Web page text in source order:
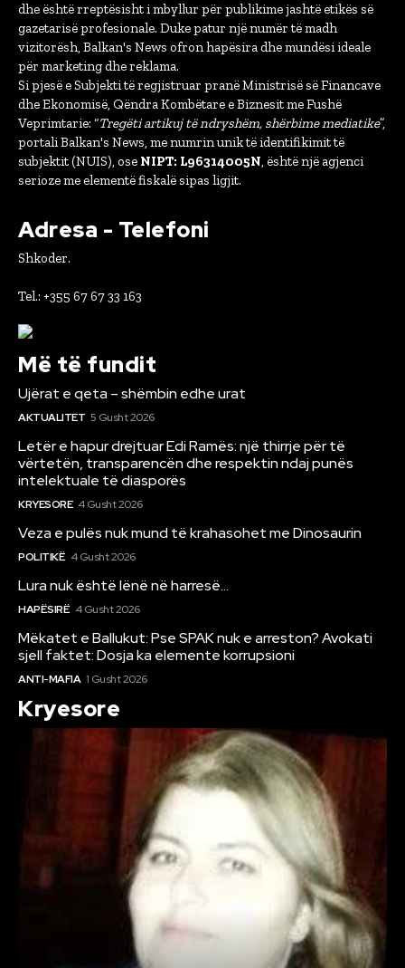
dhe është rreptësisht i mbyllur për publikime jashtë etikës së
gazetarisë profesionale. Duke patur një numër të madh
vizitorësh, Balkan's News ofron hapësira dhe mundësi ideale
për marketing dhe reklama.
Si pjesë e Subjekti të regjistruar pranë Ministrisë së Financave
dhe Ekonomisë, Qëndra Kombëtare e Biznesit me Fushë
Veprimtarie: “Tregëti artikuj të ndryshëm, shërbime mediatike”,
portali Balkan's News, me numrin unik të identifikimit të
subjektit (NUIS), ose NIPT: L96314005N, është një agjenci
serioze me elementë fiskalë sipas ligjit.
Adresa - Telefoni
Shkoder.
Tel.: +355 67 67 33 163
Më të fundit
Ujërat e qeta – shëmbin edhe urat
AKTUALITET 5 Gusht 2026
Letër e hapur drejtuar Edi Ramës: një thirrje për të
vërtetën, transparencën dhe respektin ndaj punës
intelektuale të diasporës
KRYESORE 4 Gusht 2026
Veza e pulës nuk mund të krahasohet me Dinosaurin
POLITIKË 4 Gusht 2026
Lura nuk është lënë në harresë…
HAPËSIRË 4 Gusht 2026
Mëkatet e Ballukut: Pse SPAK nuk e arreston? Avokati
sjell faktet: Dosja ka elemente korrupsioni
ANTI-MAFIA 1 Gusht 2026
Kryesore